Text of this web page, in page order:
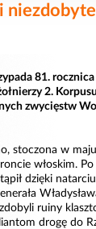
niezdobyte
81.
2.
zwycięstw
stoczona w
włoskim.
dzięki
ruiny
drogę do